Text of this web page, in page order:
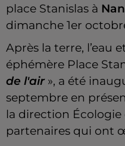
place Stanislas à
dimanche 1er
Après la terre, l’eau
éphémère Place
de l'air», a été
septembre en
la direction
partenaires qui ont